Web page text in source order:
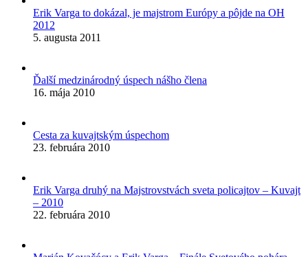
Erik Varga to dokázal, je majstrom Európy a pôjde na OH
2012
5. augusta 2011
Ďalší medzinárodný úspech nášho člena
16. mája 2010
Cesta za kuvajtským úspechom
23. februára 2010
Erik Varga druhý na Majstrovstvách sveta policajtov – Kuvajt
– 2010
22. februára 2010